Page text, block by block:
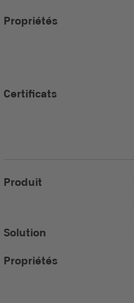
Propriétés
Certificats
Produit
Solution
Propriétés